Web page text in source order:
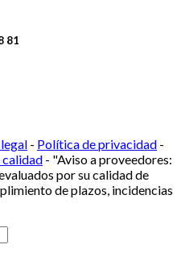
81
- Política de privacidad -
- "Aviso a proveedores:
por su calidad de
de plazos, incidencias